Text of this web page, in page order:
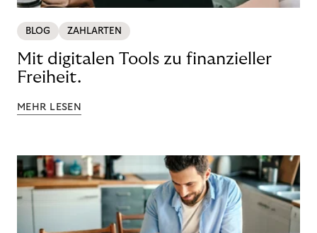
BLOG ZAHLARTEN
Mit digitalen Tools zu finanzieller
Freiheit.
MEHR LESEN